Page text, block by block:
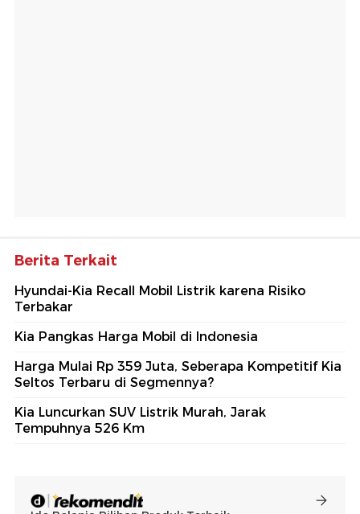
Berita Terkait
Hyundai-Kia Recall Mobil Listrik karena Risiko
Terbakar
Kia Pangkas Harga Mobil di Indonesia
Harga Mulai Rp 359 Juta, Seberapa Kompetitif Kia
Seltos Terbaru di Segmennya?
Kia Luncurkan SUV Listrik Murah, Jarak
Tempuhnya 526 Km